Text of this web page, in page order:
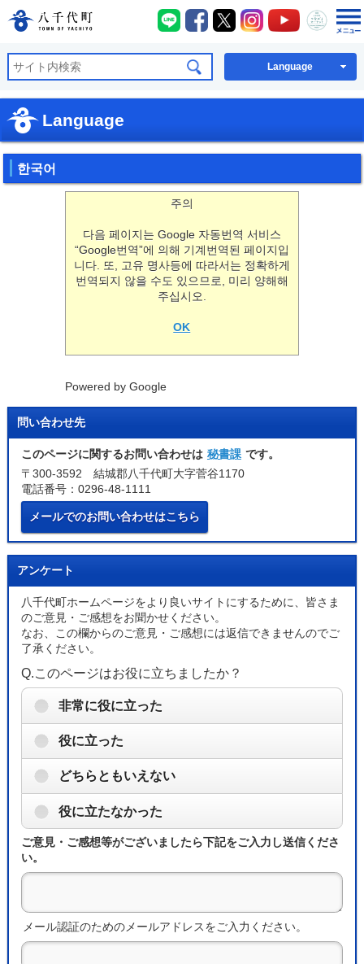
八千代町公式ホームページ
八千代町LINE
八千代町Facebook
八千代町X八千代町Instagram
八千代町
八千
Language
Language
한국어
주의
다음 페이지는 Google 자동번역 서비스
“Google번역”에 의해 기계번역된 페이지입
니다. 또, 고유 명사등에 따라서는 정확하게
번역되지 않을 수도 있으므로, 미리 양해해
주십시오.
OK
Powered by Google
問い合わせ先
このページに関するお問い合わせは 秘書課 です。
〒300-3592 結城郡八千代町大字菅谷1170
電話番号：0296-48-1111
メールでのお問い合わせはこちら
アンケート
八千代町ホームページをより良いサイトにするために、皆さま
のご意見・ご感想をお聞かせください。
なお、この欄からのご意見・ご感想には返信できませんのでご
了承ください。
Q.このページはお役に立ちましたか？
非常に役に立った
役に立った
どちらともいえない
役に立たなかった
ご意見・ご感想等がございましたら下記をご入力し送信くださ
い。
メール認証のためのメールアドレスをご入力ください。